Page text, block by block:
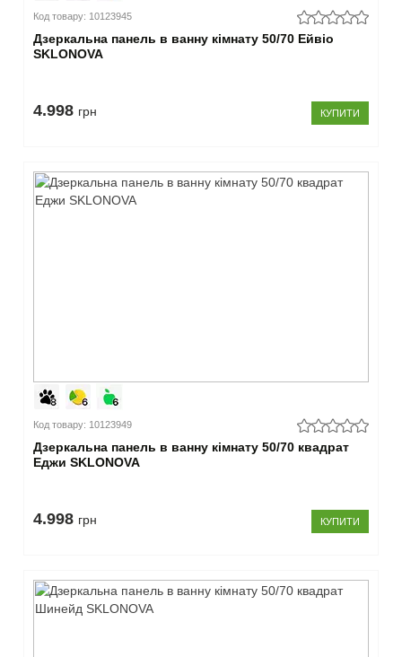
Код товару: 10123945
Дзеркальна панель в ванну кімнату 50/70 Ейвіо
SKLONOVA
4.998 грн КУПИТИ
Код товару: 10123949
Дзеркальна панель в ванну кімнату 50/70 квадрат
Еджи SKLONOVA
4.998 грн КУПИТИ